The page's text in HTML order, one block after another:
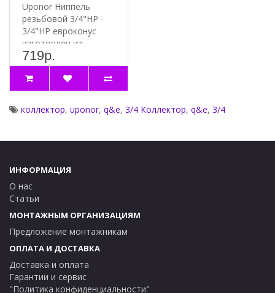
Uponor Ниппель
резьбовой 3/4"НР -
3/4"НР евроконус
изготовлен из
луженой латуни.
Предназна..
719р.
коллектор, uponor, q&e, 3/4 Коллектор, q&e, 3/4
ИНФОРМАЦИЯ
О нас
Статьи
МОНТАЖНЫМ ОРГАНИЗАЦИЯМ
Предложение монтажникам
ОПЛАТА И ДОСТАВКА
Доставка и оплата
Гарантии и сервис
"Политика конфиденциальности"